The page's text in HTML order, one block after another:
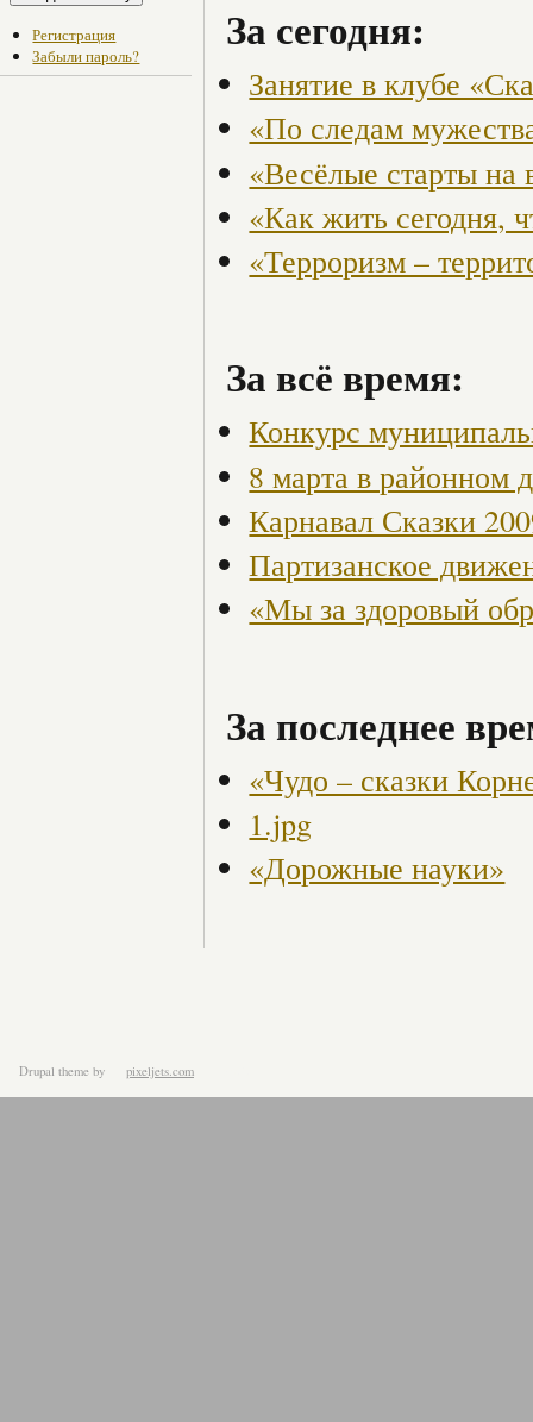
Регистрация
Забыли пароль?
За сегодня:
Занятие в клубе
«По следам
«Весёлые старты на
«Как жить сегодня,
«Терроризм –
За всё время:
Конкурс
8 марта в районном
Карнавал Сказки
Партизанское
«Мы за здоровый
За последнее
«Чудо – сказки
1.jpg
«Дорожные науки»
Drupal theme by pixeljets.com